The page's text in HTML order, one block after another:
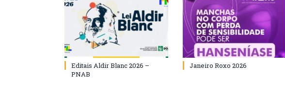
Editais Aldir Blanc 2026 –
PNAB
Janeiro Roxo 2026